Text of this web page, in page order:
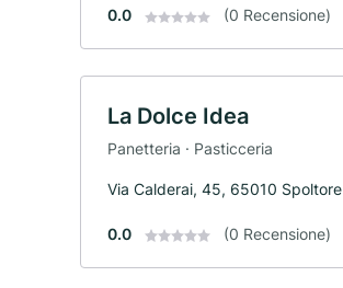
0.0 (0 Recensione)
La Dolce Idea
Panetteria · Pasticceria
Via Calderai, 45, 65010 Spoltore
0.0 (0 Recensione)